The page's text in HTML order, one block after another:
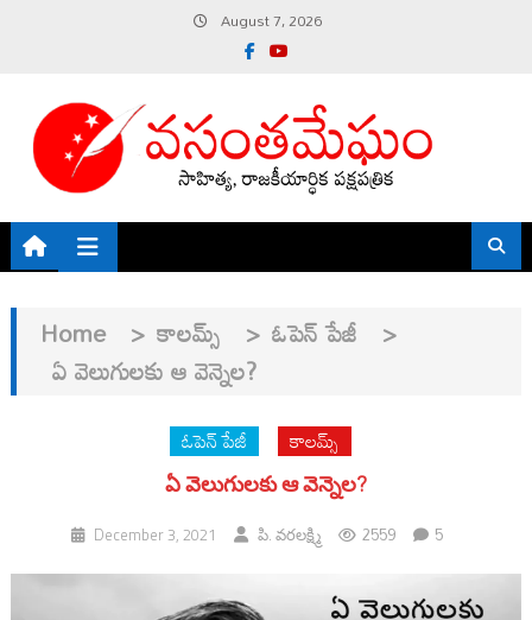
content
August 7, 2026
Home > కాలమ్స్ > ఓపెన్ పేజీ >
ఏ వెలుగులకు ఆ వెన్నెల?
ఓపెన్ పేజీ కాలమ్స్
ఏ వెలుగులకు ఆ వెన్నెల?
December 3, 2021 పి. వరలక్ష్మి 2559 5